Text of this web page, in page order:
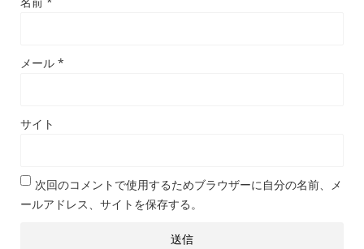
メール *
サイト
次回のコメントで使用するためブラウザーに自分の名前、メ
ールアドレス、サイトを保存する。